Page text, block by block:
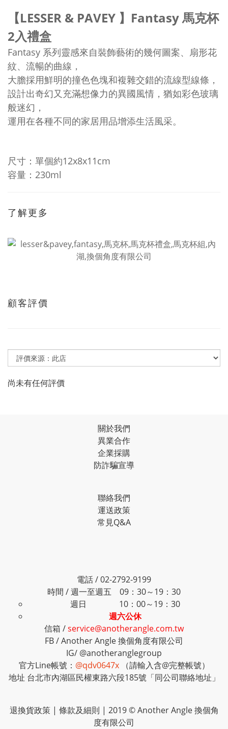
【LESSER & PAVEY 】Fantasy 馬克杯
2入禮盒
Fantasy 系列靈感來自裝飾藝術的幾何圖案、扇形花
紋、流暢的曲線，
大膽採用鮮明的撞色色塊和複雜交錯的流線型線條，
設計出奇幻又充滿想像力的異國風情，猶如彩色玻璃
般迷幻，
運用在各種不同的家居用品增添生活風采。
尺寸：單個約12x8x11cm
容量：230ml
了解更多
顧客評價
尚未有任何評價
關於我們
異業合作
企業採購
防詐騙宣導
聯絡我們
運送政策
常見Q&A
電話 / 02-2792-9199
時間 / 週一至週五 09：30～19：30
週日 10：00～19：30
週六公休
信箱 /service@anotherangle.com.tw
FB /Another Angle 換個角度有限公司
IG/ @anotheranglegroup
官方Line帳號： @qdv0647x
（請輸入含@完整帳號）
地址 台北市內湖區民權東路六段185號「同公司聯絡地址」
退換貨政策| 條款及細則 | 2019 © Another Angle 換個角
度有限公司